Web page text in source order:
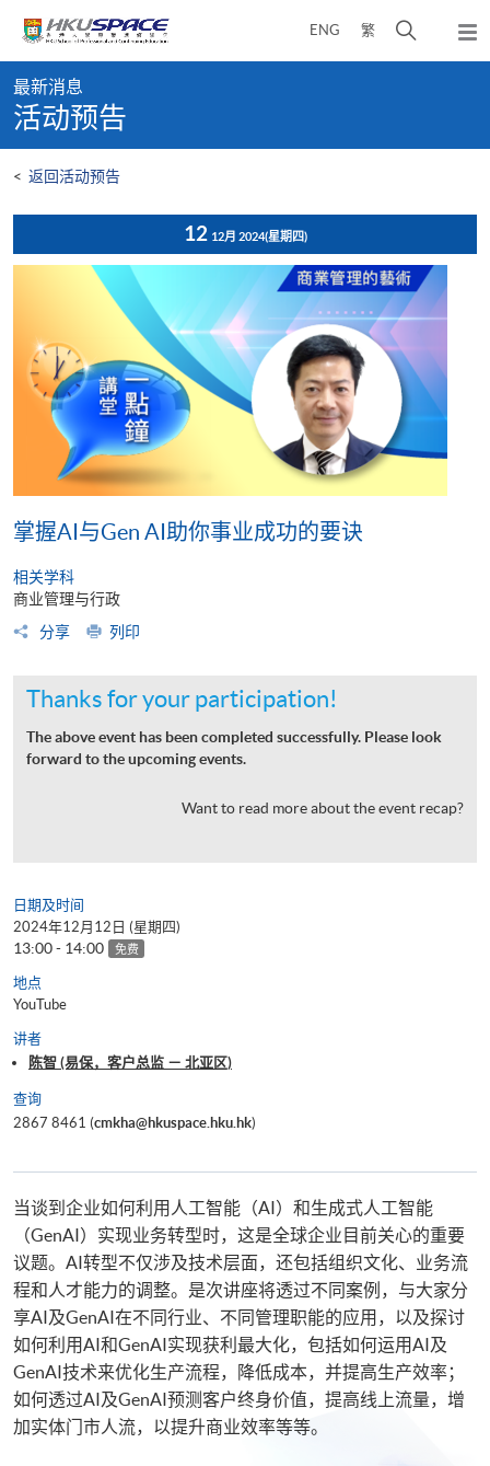
content
ENG 繁
开
弹
出
content
start
最新消息
活动预告
< 返回活动预告
12 12月 2024(星期四)
掌握AI与Gen AI助你事业成功的要诀
相关学科
商业管理与行政
分享
列印
Thanks for your participation!
The above event has been completed successfully. Please look
forward to the upcoming events.
Want to read more about the event recap?
日期及时间
2024年12月12日 (星期四)
13:00 - 14:00 免费
地点
YouTube
讲者
陈智 (易保，客户总监 － 北亚区)
查询
2867 8461 (cmkha@hkuspace.hku.hk)
当谈到企业如何利用人工智能（AI）和生成式人工智能
（GenAI）实现业务转型时，这是全球企业目前关心的重要
议题。AI转型不仅涉及技术层面，还包括组织文化、业务流
程和人才能力的调整。是次讲座将透过不同案例，与大家分
享AI及GenAI在不同行业、不同管理职能的应用，以及探讨
如何利用AI和GenAI实现获利最大化，包括如何运用AI及
GenAI技术来优化生产流程，降低成本，并提高生产效率；
如何透过AI及GenAI预测客户终身价值，提高线上流量，增
加实体门市人流，以提升商业效率等等。